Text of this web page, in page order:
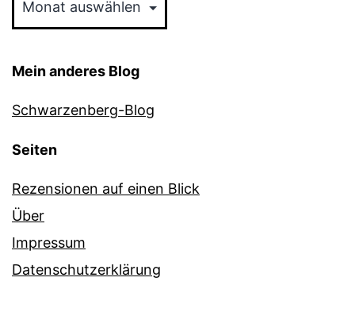
Mein anderes Blog
Schwarzenberg-Blog
Seiten
Rezensionen auf einen Blick
Über
Impressum
Datenschutzerklärung